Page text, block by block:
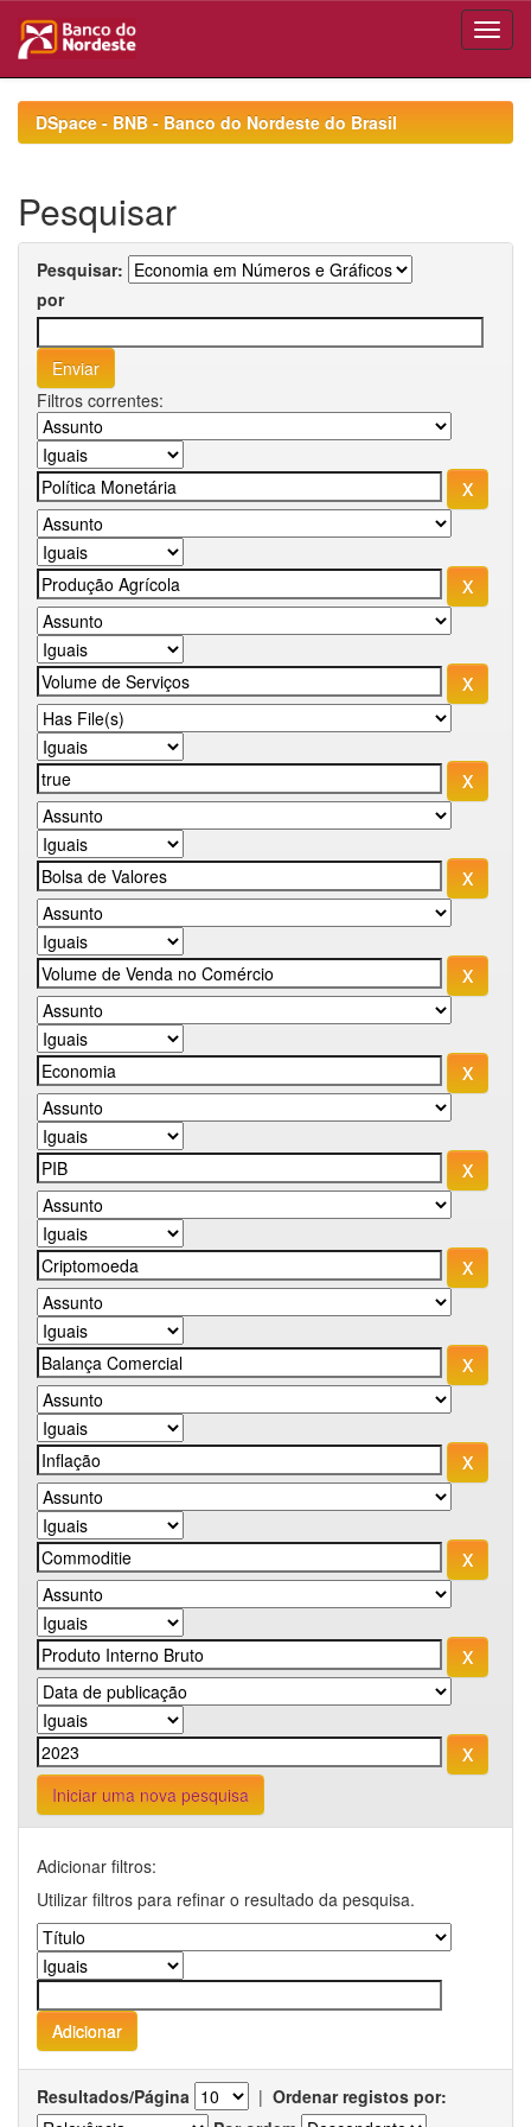
navigationDSpace - BNB - Banco do Nordeste do Brasil
Pesquisar
Pesquisar:
por
Filtros correntes:
Iniciar uma nova pesquisa
Adicionar filtros:
Utilizar filtros para refinar o resultado da pesquisa.
Resultados/Página | Ordenar registos por: